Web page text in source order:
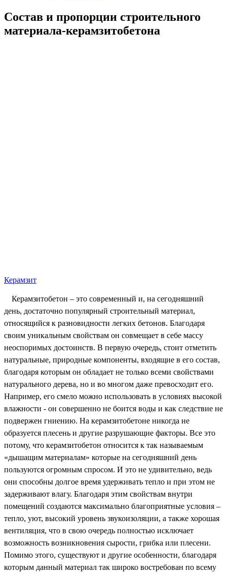
Состав и пропорции строительного
материала-керамзитобетона
Керамзит
Керамзитобетон – это современный и, на сегодняшний
день, достаточно популярный строительный материал,
относящийся к разновидности легких бетонов. Благодаря
своим уникальным свойствам он совмещает в себе массу
неоспоримых достоинств. В первую очередь, стоит отметить
натуральные, природные компоненты, входящие в его состав,
благодаря которым он обладает не только всеми свойствами
натурального дерева, но и во многом даже превосходит его.
Например, его смело можно использовать в условиях высокой
влажности - он совершенно не боится воды и как следствие не
подвержен гниению. На керамзитобетоне никогда не
образуется плесень и другие разрушающие факторы. Все это
потому, что керамзитобетон относится к так называемым
«дышащим материалам» которые на сегодняшний день
пользуются огромным спросом. И это не удивительно, ведь
они способны долгое время удерживать тепло и при этом не
задерживают влагу. Благодаря этим свойствам внутри
помещений создаются максимально благоприятные условия –
тепло, уют, высокий уровень звукоизоляции, а также хорошая
вентиляция, что в свою очередь полностью исключает
возможность возникновения сырости, грибка или плесени.
Помимо этого, существуют и другие особенности, благодаря
которым данный материал так широко востребован по всему